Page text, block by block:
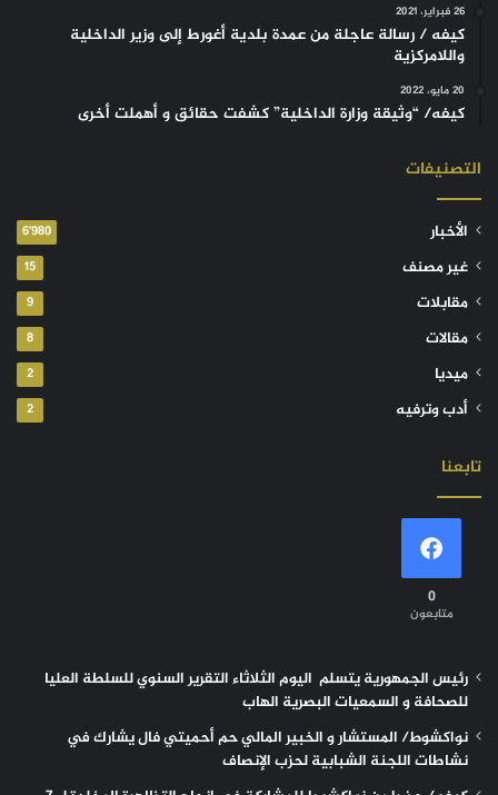
26 فبراير، 2021
كيفه / رسالة عاجلة من عمدة بلدية أغورط إلى وزير الداخلية
واللامركزية
20 مايو، 2022
كيفه/ “وثيقة وزارة الداخلية” كشفت حقائق و أهملت أخرى
التصنيفات
الأخبار 6٬980
غير مصنف 15
مقابلات 9
مقالات 8
ميديا 2
أدب وترفيه 2
تابعنا
0
متابعون
رئيس الجمهورية يتسلم اليوم الثلاثاء التقرير السنوي للسلطة العليا
للصحافة و السمعيات البصرية الهاب
نواكشوط/ المستشار و الخبير المالي حم أحميتي فال يشارك في
نشاطات اللجنة الشبابية لحزب الإنصاف